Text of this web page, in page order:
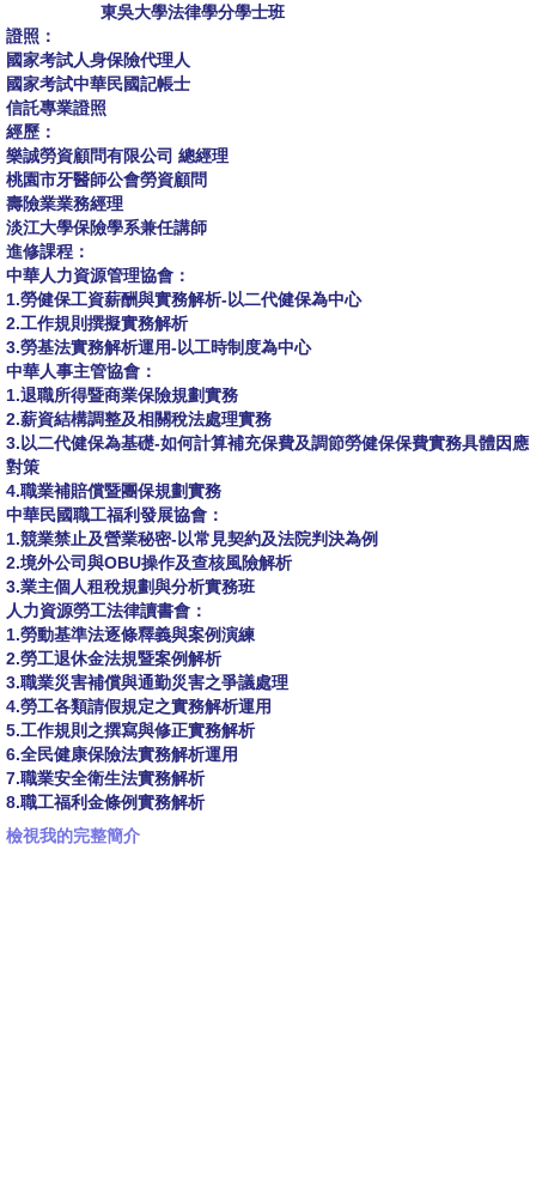
東吳大學法律學分學士班
證照：
國家考試人身保險代理人
國家考試中華民國記帳士
信託專業證照
經歷：
樂誠勞資顧問有限公司 總經理
桃園市牙醫師公會勞資顧問
壽險業業務經理
淡江大學保險學系兼任講師
進修課程：
中華人力資源管理協會：
1.勞健保工資薪酬與實務解析-以二代健保為中心
2.工作規則撰擬實務解析
3.勞基法實務解析運用-以工時制度為中心
中華人事主管協會：
1.退職所得暨商業保險規劃實務
2.薪資結構調整及相關稅法處理實務
3.以二代健保為基礎-如何計算補充保費及調節勞健保保費實務具體因應
對策
4.職業補賠償暨團保規劃實務
中華民國職工福利發展協會：
1.競業禁止及營業秘密-以常見契約及法院判決為例
2.境外公司與OBU操作及查核風險解析
3.業主個人租稅規劃與分析實務班
人力資源勞工法律讀書會：
1.勞動基準法逐條釋義與案例演練
2.勞工退休金法規暨案例解析
3.職業災害補償與通勤災害之爭議處理
4.勞工各類請假規定之實務解析運用
5.工作規則之撰寫與修正實務解析
6.全民健康保險法實務解析運用
7.職業安全衛生法實務解析
8.職工福利金條例實務解析
檢視我的完整簡介